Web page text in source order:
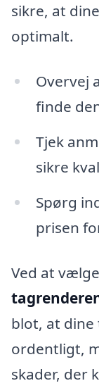
sikre, at
optimalt.
Overvej
finde
Tjek
sikre
Spørg
prisen
Ved at
blot, at
ordentligt,
skader, der